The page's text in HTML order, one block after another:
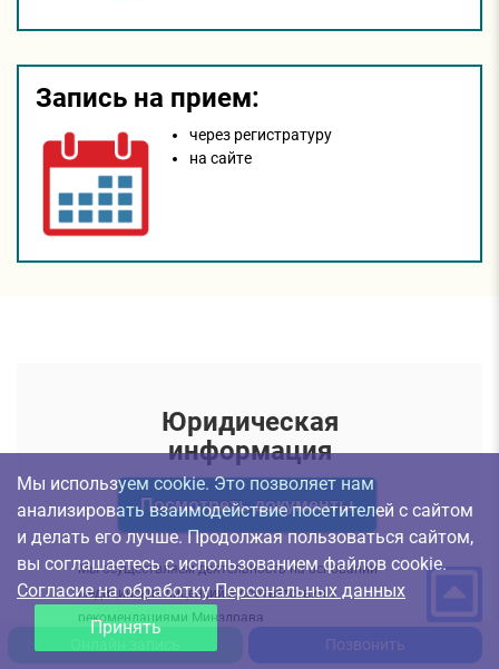
Запись на прием:
через регистратуру
на сайтe
Юридическая
информация
Посмотреть документы
Мы осуществляем деятельность на основании
медицинских лицензий в соответствии с
рекомендациями Минздрава
Позвонить
Мы используем cookie. Это позволяет нам
анализировать взаимодействие посетителей с сайтом
и делать его лучше. Продолжая пользоваться сайтом,
вы соглашаетесь с использованием файлов cookie.
Согласие на обработку Персональных данных
Принять